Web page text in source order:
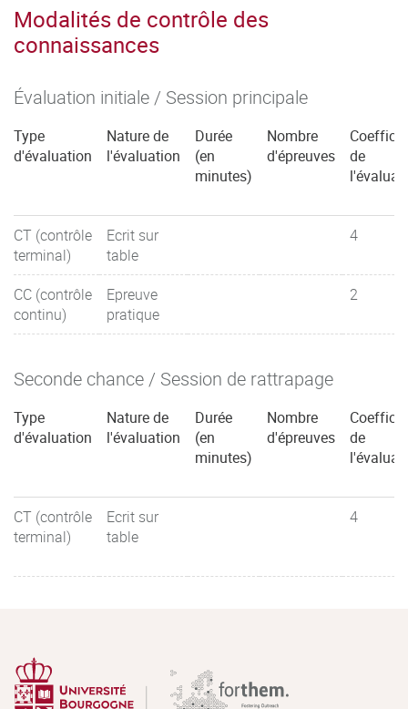
Modalités de contrôle des
connaissances
Évaluation initiale / Session principale
Type
d'évaluation
Nature de
l'évaluation
Durée
(en
minutes)
Nombre
d'épreuves
de
CT (contrôle
terminal)
Ecrit sur
table
4
CC (contrôle
continu)
Epreuve
pratique
2
Seconde chance / Session de rattrapage
Type
d'évaluation
Nature de
l'évaluation
Durée
(en
minutes)
Nombre
d'épreuves
de
CT (contrôle
terminal)
Ecrit sur
table
4